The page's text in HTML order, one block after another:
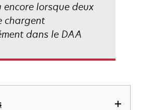
lorsque deux
chargent
dans le DAA